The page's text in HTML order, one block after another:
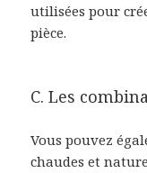
utilisées pour
pièce.
C. Les
Vous pouvez
chaudes et